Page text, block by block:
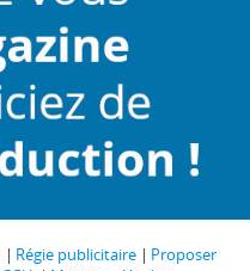
Régie publicitaire
Proposer